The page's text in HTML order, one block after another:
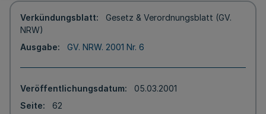
Verkündungsblatt
Gesetz & Verordnungsblatt (GV.
NRW)
Ausgabe
GV. NRW. 2001 Nr. 6
Veröffentlichungsdatum
05.03.2001
Seite
62